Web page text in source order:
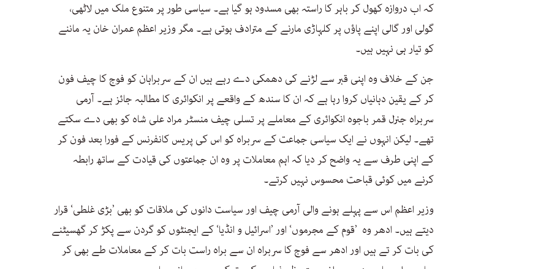
کہ اب دروازہ کھول کر باہر کا راستہ بھی مسدود ہو گیا ہے۔ سیاسی طور پر متنوع ملک میں لاٹھی،
گولی اور گالی اپنے پاؤں پر کلہاڑی مارنے کے مترادف ہوتی ہے۔ مگر وزیر اعظم عمران خان یہ ماننے
کو تیار ہی نہیں ہیں۔
جن کے خلاف وہ اپنی قبر سے لڑنے کی دھمکی دے رہے ہیں ان کے سربراہان کو فوج کا چیف فون
کر کے یقین دہانیاں کروا رہا ہے کہ ان کا سندھ کے واقعے پر انکوائری کا مطالبہ جائز ہے۔ آرمی
سربراہ جنرل قمر باجوہ انکوائری کے معاملے پر تسلی چیف منسٹر مراد علی شاہ کو بھی دے سکتے
تھے۔ لیکن انہوں نے ایک سیاسی جماعت کے سربراہ کو اس کی پریس کانفرنس کے فورا بعد فون کر
کے اپنی طرف سے یہ واضح کر دیا کہ اہم معاملات پر وہ ان جماعتوں کی قیادت کے ساتھ رابطہ
کرنے میں کوئی قباحت محسوس نہیں کرتے۔
وزیر اعظم اس سے پہلے ہونے والی آرمی چیف اور سیاست دانوں کی ملاقات کو بھی ’بڑی غلطی‘ قرار
دیتے ہیں۔ ادھر وہ ’قوم کے مجرموں‘ اور ’اسرائیل و انڈیا‘ کے ایجنٹوں کو گردن سے پکڑ کر گھسیٹنے
کی بات کر تے ہیں اور ادھر سے فوج کا سربراہ ان سے براہ راست بات کر کے معاملات طے بھی کر